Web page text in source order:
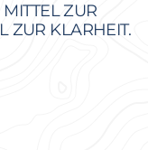
ZUR
ZUR KLARHEIT.